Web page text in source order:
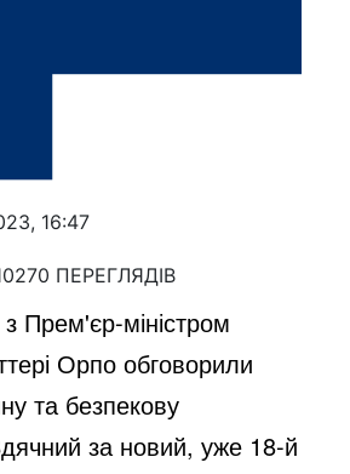
16:47
ПЕРЕГЛЯДІВ
Прем'єр-міністром
Орпо обговорили
та безпекову
за новий, уже 18-й